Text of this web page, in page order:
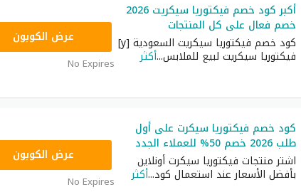
أكبر كود خصم فيكتوريا سيكريت 2026
خصم فعال على كل المنتجات
كود خصم فيكتوريا سيكريت السعودية [y]
فيكتوريا سيكريت لبيع للملابس...أكثر
عرض الكوبون
No Expires
كود خصم فيكتوريا سيكرت على أول
طلب 2026 خصم 50% للعملاء الجدد
اشتر منتجات فيكتوريا سيكرت أونلاين
بأفضل الأسعار عند استعمال كود...أكثر
عرض الكوبون
No Expires